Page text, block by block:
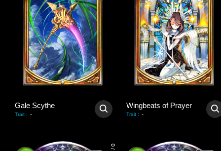
Gale Scythe
Trait : -
Wingbeats of Prayer
Trait : -
0
/